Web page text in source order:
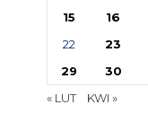
15
16
22
23
29
30
« LUT
KWI »